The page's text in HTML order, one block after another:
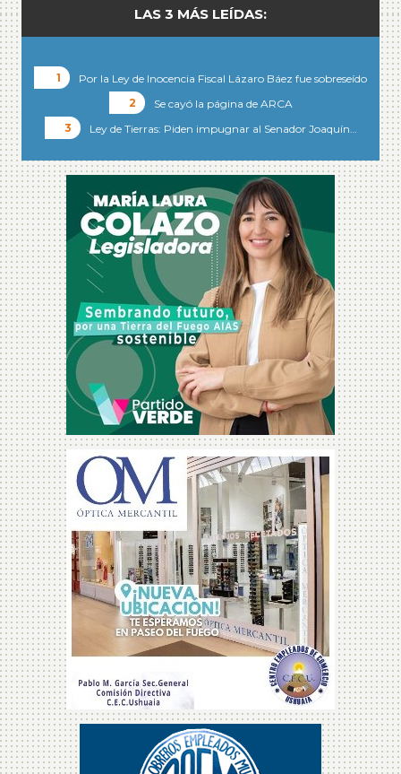
LAS 3 MÁS LEÍDAS:
Por la Ley de Inocencia Fiscal Lázaro Báez fue sobreseído
Se cayó la página de ARCA
Ley de Tierras: Piden impugnar al Senador Joaquín…